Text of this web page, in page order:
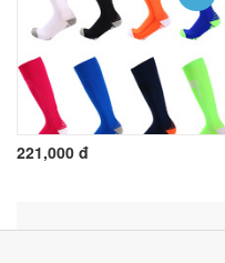
221,000 đ